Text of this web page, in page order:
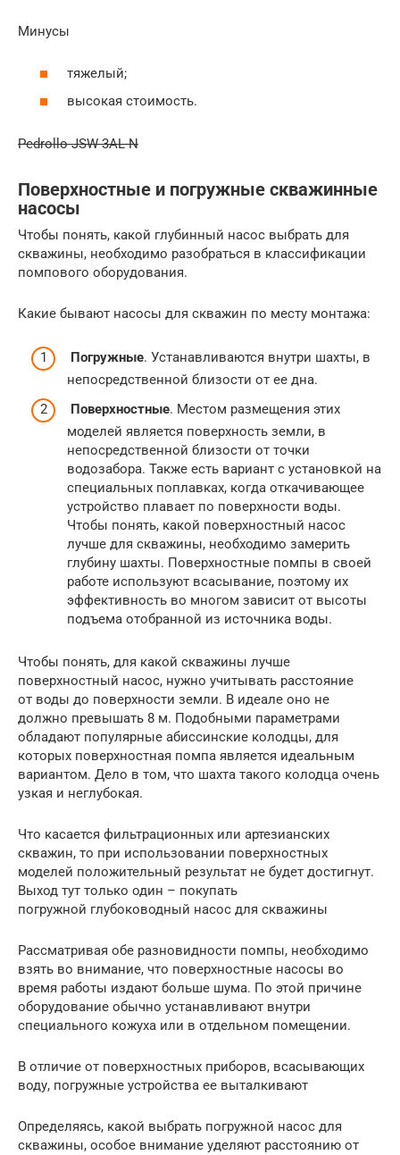
Минусы
тяжелый;
высокая стоимость.
Pedrollo JSW 3AL-N
Поверхностные и погружные скважинные
насосы
Чтобы понять, какой глубинный насос выбрать для
скважины, необходимо разобраться в классификации
помпового оборудования.
Какие бывают насосы для скважин по месту монтажа:
Погружные. Устанавливаются внутри шахты, в
непосредственной близости от ее дна.
Поверхностные. Местом размещения этих
моделей является поверхность земли, в
непосредственной близости от точки
водозабора. Также есть вариант с установкой на
специальных поплавках, когда откачивающее
устройство плавает по поверхности воды.
Чтобы понять, какой поверхностный насос
лучше для скважины, необходимо замерить
глубину шахты. Поверхностные помпы в своей
работе используют всасывание, поэтому их
эффективность во многом зависит от высоты
подъема отобранной из источника воды.
Чтобы понять, для какой скважины лучше
поверхностный насос, нужно учитывать расстояние
от воды до поверхности земли. В идеале оно не
должно превышать 8 м. Подобными параметрами
обладают популярные абиссинские колодцы, для
которых поверхностная помпа является идеальным
вариантом. Дело в том, что шахта такого колодца очень
узкая и неглубокая.
Что касается фильтрационных или артезианских
скважин, то при использовании поверхностных
моделей положительный результат не будет достигнут.
Выход тут только один – покупать
погружной глубоководный насос для скважины
Рассматривая обе разновидности помпы, необходимо
взять во внимание, что поверхностные насосы во
время работы издают больше шума. По этой причине
оборудование обычно устанавливают внутри
специального кожуха или в отдельном помещении.
В отличие от поверхностных приборов, всасывающих
воду, погружные устройства ее выталкивают
Определяясь, какой выбрать погружной насос для
скважины, особое внимание уделяют расстоянию от